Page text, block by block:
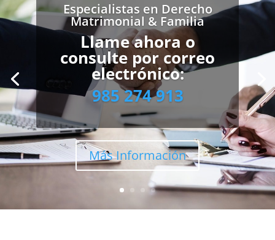
Especialistas en Derecho
Matrimonial & Familia
Llame ahora o
consulte por correo
electrónico:
985 274 913
Más Información
Especialistas en Derecho
Civil desde 1993
Llame ahora o
consulte por correo
electrónico:
985 274 913